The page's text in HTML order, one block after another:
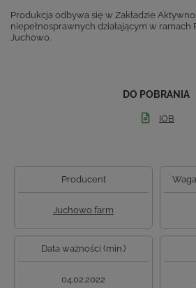
Produkcja odbywa się w Zakładzie
niepełnosprawnych działającym w
Juchowo.
DO POBRANIA
IOB
Producent
Juchowo farm
Data ważności (min.)
04.02.2022